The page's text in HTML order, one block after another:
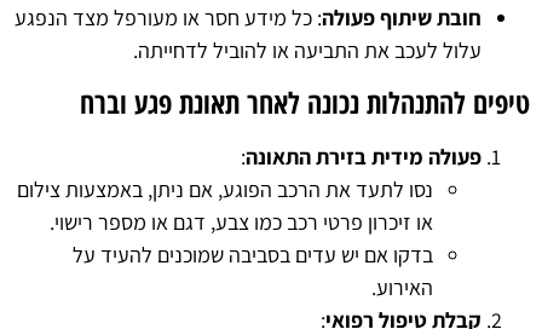
חובת שיתוף פעולה: כל מידע חסר או מעורפל מצד הנפגע
עלול לעכב את התביעה או להוביל לדחייתה.
טיפים להתנהלות נכונה לאחר תאונת פגע וברח
פעולה מידית בזירת התאונה:
נסו לתעד את הרכב הפוגע, אם ניתן, באמצעות צילום
או זיכרון פרטי רכב כמו צבע, דגם או מספר רישוי.
בדקו אם יש עדים בסביבה שמוכנים להעיד על
האירוע.
קבלת טיפול רפואי: